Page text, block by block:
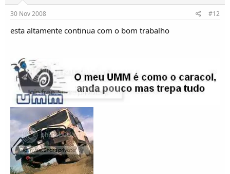
30 Nov 2008 #12
esta altamente continua com o bom trabalho